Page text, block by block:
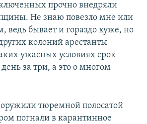
прочно внедряли
Не знаю повезло мне или
ведь бывает и гораздо хуже, но
колоний арестанты
ужасных условиях срок
за три, а это о многом
тюремной полосатой
погнали в карантинное